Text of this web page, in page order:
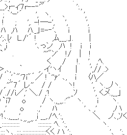
ｨ'7r--‐'" ':.,
'´ ', ヽ. ､ ',
-!─-', ', ',
ﾊ._」=-‐'､ i i
'´ ! ,ﾑ___.」. |
'､っン ,ﾊ ! i i
. '''"ﾝ' !/ | !
/ !. ', ,ﾍ.
イ'ヽｲ | ',// .> 力１２４ 体
!｀''ｧ' ､, i 〈ﾊ／
レ'' / / ヽ! ',´ヽ._,ﾉヽ.
./ ,'! _ｿ ', くメ.,__」
/ ヽ.,_,,.:'" ヽ. i ヽ.
ﾊ ' ､ ,' ,ハ ﾉヽ. 芸術審
i __,./ﾍ.':, ＼ ノ､,ｿく.___
ﾍ. ':, ヽ. ', 鍛治３
くく ハ ':, '､ ':,